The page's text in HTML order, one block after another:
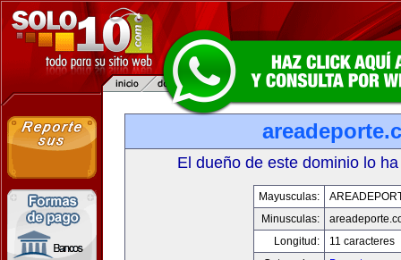
El dueño de este dominio lo
Mayusculas:
Minusculas:
Longitud:
11 caracteres